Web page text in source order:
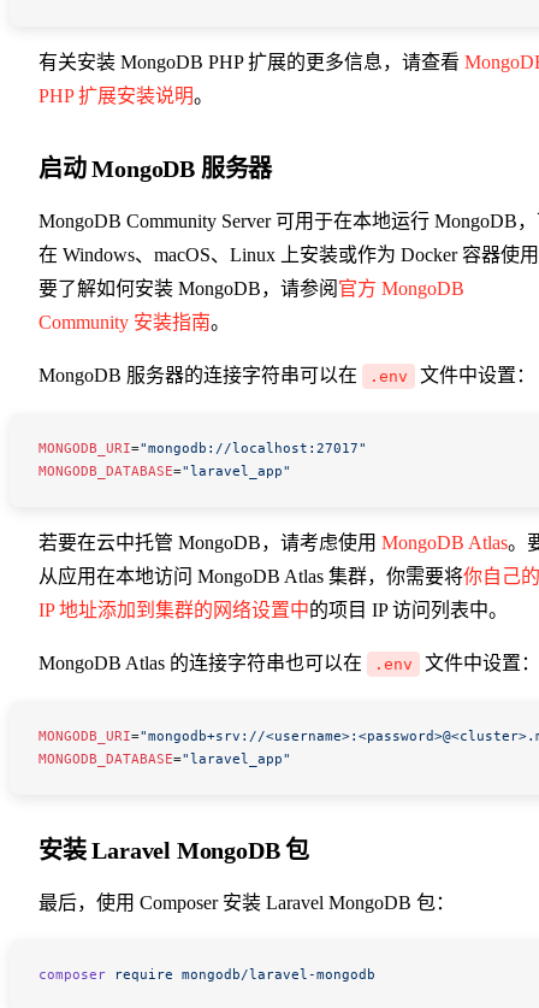
有关安装 MongoDB PHP 扩展的更多信息，请查看
PHP 扩展安装说明。
启动 MongoDB 服务器
MongoDB Community Server 可用于在本地运行 MongoDB
在 Windows、macOS、Linux 上安装或作为 Docker 容器使
要了解如何安装 MongoDB，请参阅 官方 MongoDB
Community 安装指南。
MongoDB 服务器的连接字符串可以在 .env 文件中设置：
MONGODB_URI="mongodb://localhost:27017"
MONGODB_DATABASE="laravel_app"
若要在云中托管 MongoDB，请考虑使用 MongoDB Atlas。
从应用在本地访问 MongoDB Atlas 集群，你需要将你自己的
IP 地址添加到集群的网络设置中的项目 IP 访问列表中。
MongoDB Atlas 的连接字符串也可以在 .env 文件中设置：
MONGODB_URI="mongodb+srv://
MONGODB_DATABASE="laravel_app"
安装 Laravel MongoDB 包
最后，使用 Composer 安装 Laravel MongoDB 包：
composer require mongodb/laravel-mongodb